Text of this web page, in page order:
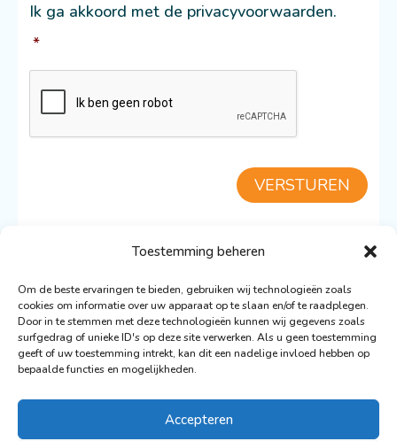
Toestemming beheren
Om de beste ervaringen te bieden, gebruiken wij technologieën zoals
cookies om informatie over uw apparaat op te slaan en/of te raadplegen.
Door in te stemmen met deze technologieën kunnen wij gegevens zoals
surfgedrag of unieke ID's op deze site verwerken. Als u geen toestemming
geeft of uw toestemming intrekt, kan dit een nadelige invloed hebben op
bepaalde functies en mogelijkheden.
Accepteren
Ik ga akkoord met de privacyvoorwaarden.
*
VERSTUREN
TERUG NAAR DE BENETEAU 52.3
Ontwerp: Ronald Wigman